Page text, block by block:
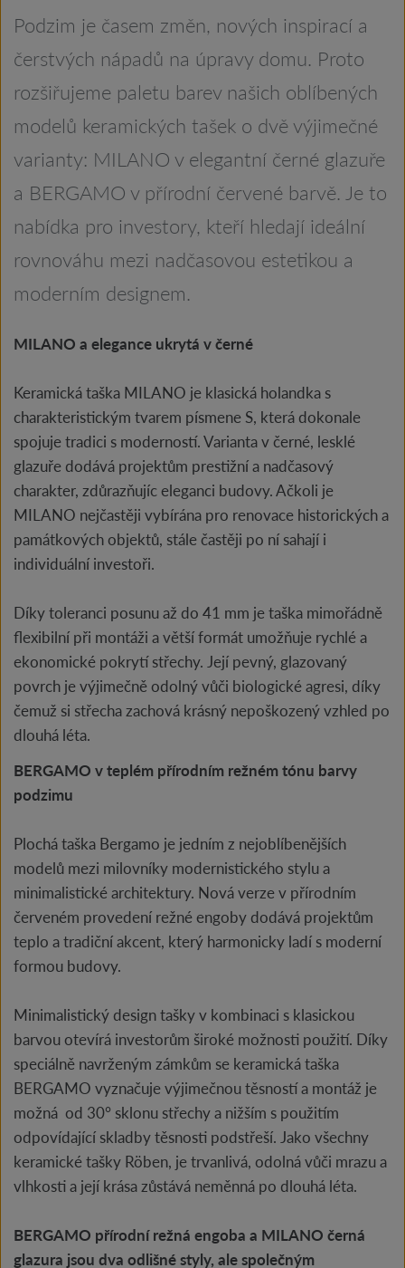
Podzim je časem změn, nových inspirací a
čerstvých nápadů na úpravy domu. Proto
rozšiřujeme paletu barev našich oblíbených
modelů keramických tašek o dvě výjimečné
varianty: MILANO v elegantní černé glazuře
a BERGAMO v přírodní červené barvě. Je to
nabídka pro investory, kteří hledají ideální
rovnováhu mezi nadčasovou estetikou a
moderním designem.
MILANO a elegance ukrytá v černé
Keramická taška MILANO je klasická holandka s
charakteristickým tvarem písmene S, která dokonale
spojuje tradici s moderností. Varianta v černé, lesklé
glazuře dodává projektům prestižní a nadčasový
charakter, zdůrazňujíc eleganci budovy. Ačkoli je
MILANO nejčastěji vybírána pro renovace historických a
památkových objektů, stále častěji po ní sahají i
individuální investoři.
Díky toleranci posunu až do 41 mm je taška mimořádně
flexibilní při montáži a větší formát umožňuje rychlé a
ekonomické pokrytí střechy. Její pevný, glazovaný
povrch je výjimečně odolný vůči biologické agresi, díky
čemuž si střecha zachová krásný nepoškozený vzhled po
dlouhá léta.
BERGAMO v teplém přírodním režném tónu barvy
podzimu
Plochá taška Bergamo je jedním z nejoblíbenějších
modelů mezi milovníky modernistického stylu a
minimalistické architektury. Nová verze v přírodním
červeném provedení režné engoby dodává projektům
teplo a tradiční akcent, který harmonicky ladí s moderní
formou budovy.
Minimalistický design tašky v kombinaci s klasickou
barvou otevírá investorům široké možnosti použití. Díky
speciálně navrženým zámkům se keramická taška
BERGAMO vyznačuje výjimečnou těsností a montáž je
možná od 30° sklonu střechy a nižším s použitím
odpovídající skladby těsnosti podstřeší. Jako všechny
keramické tašky Röben, je trvanlivá, odolná vůči mrazu a
vlhkosti a její krása zůstává neměnná po dlouhá léta.
BERGAMO přírodní režná engoba a MILANO černá
glazura jsou dva odlišné styly, ale společným